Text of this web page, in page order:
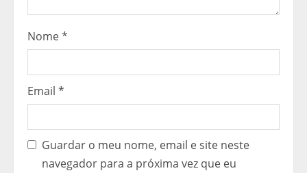
Nome*
Email *
Guardar o meu nome, email e site neste
navegador para a próxima vez que eu